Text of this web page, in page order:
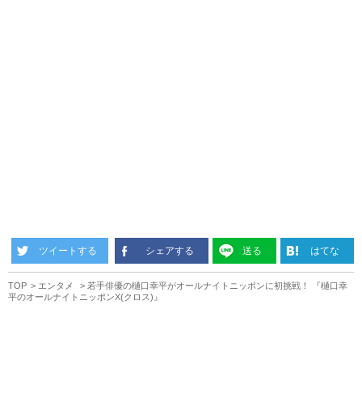
ツイートする シェアする 送る はてな
TOP エンタメ
若手俳優の樋口幸平がオールナイトニッポンに初挑戦！ 『樋口幸
平のオールナイトニッポンX(クロス)』